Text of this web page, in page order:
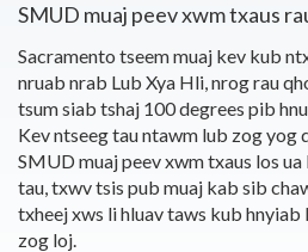
SMUD muaj peev xwm txaus
Sacramento tseem muaj kev kub
nruab nrab Lub Xya Hli, nrog rau
tsum siab tshaj 100 degrees pib
Kev ntseeg tau ntawm lub zog yog
SMUD muaj peev xwm txaus los
tau, txwv tsis pub muaj kab sib
txheej xws li hluav taws kub hnyiab
zog loj.